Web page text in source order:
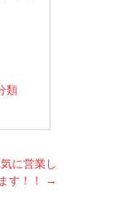
類
に営業し
す！！
→